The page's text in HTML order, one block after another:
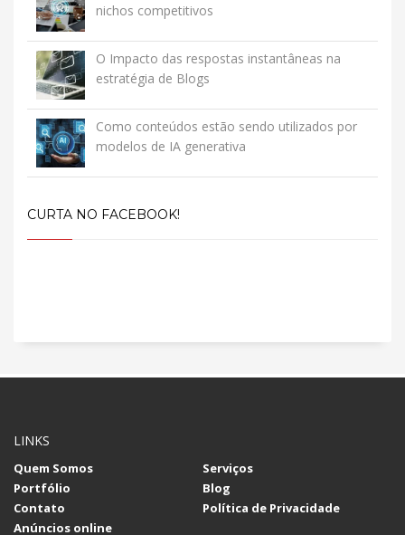
nichos competitivos
O Impacto das respostas instantâneas na
estratégia de Blogs
Como conteúdos estão sendo utilizados por
modelos de IA generativa
CURTA NO FACEBOOK!
LINKS
Quem Somos
Serviços
Portfólio
Blog
Contato
Política de Privacidade
Anúncios online